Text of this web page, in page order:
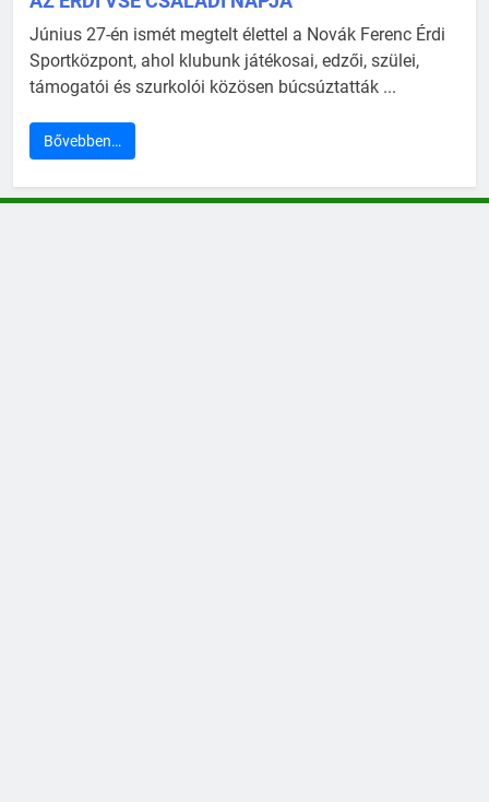
Június 27-én ismét megtelt élettel a Novák Ferenc Érdi
Sportközpont, ahol klubunk játékosai, edzői, szülei,
támogatói és szurkolói közösen búcsúztatták ...
Bővebben…